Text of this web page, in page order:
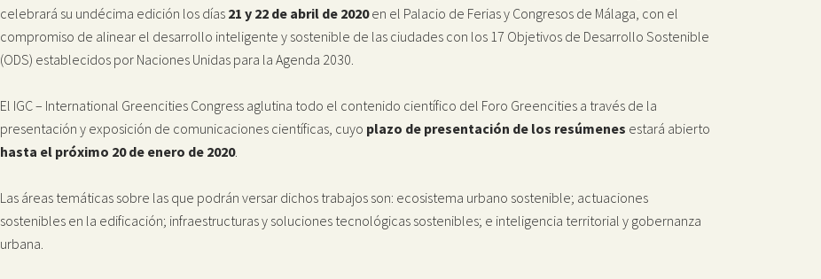
celebrará su undécima edición los días 21 y 22 de abril de 2020en el Palacio de Ferias y Congresos de Málaga, con el
compromiso de alinear el desarrollo inteligente y sostenible de las ciudades con los 17 Objetivos de Desarrollo Sostenible
(ODS) establecidos por Naciones Unidas para la Agenda 2030.
El IGC – International Greencities Congress aglutina todo el contenido científico del Foro Greencities a través de la
presentación y exposición de comunicaciones científicas, cuyo plazo de presentación de los resúmenes estará abierto
hasta el próximo 20 de enero de 2020.
Las áreas temáticas sobre las que podrán versar dichos trabajos son: ecosistema urbano sostenible; actuaciones
sostenibles en la edificación; infraestructuras y soluciones tecnológicas sostenibles; e inteligencia territorial y gobernanza
urbana.